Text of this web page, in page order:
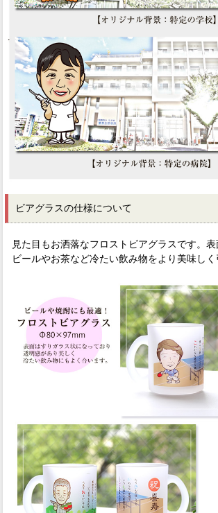
ビアグラスの仕様について
見た目もお洒落なフロストビアグラスです。
ビールやお茶など冷たい飲み物をより美味しく